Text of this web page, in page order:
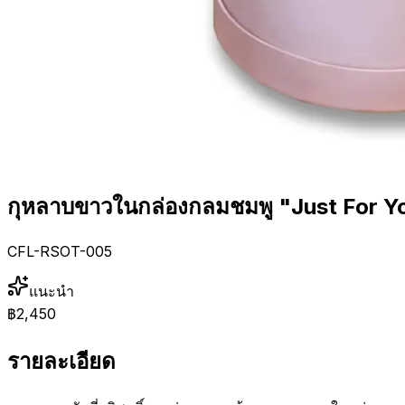
กุหลาบขาวในกล่องกลมชมพู "Just For
CFL-RSOT-005
แนะนำ
฿2,450
รายละเอียด